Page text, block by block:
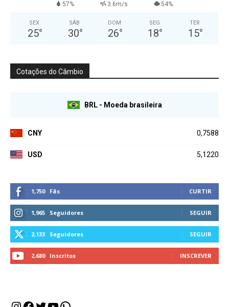
57% 3.6m/s 54%
SEX
25°
SÁB
30°
DOM
26°
SEG
18°
TER
15°
Cotações do Câmbio
BRL - Moeda brasileira
CNY 0,7588
USD 5,1220
1,750 Fãs CURTIR
1,965 Seguidores SEGUIR
2,133 Seguidores SEGUIR
2,680 Inscritos INSCREVER